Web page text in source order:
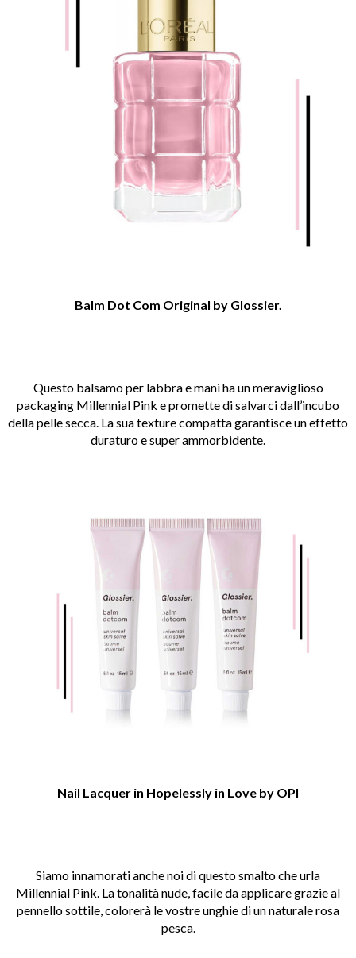
Balm Dot Com Original by Glossier.
Questo balsamo per labbra e mani ha un meraviglioso
packaging Millennial Pink e promette di salvarci dall’incubo
della pelle secca. La sua texture compatta garantisce un effetto
duraturo e super ammorbidente.
Nail Lacquer in Hopelessly in Love by OPI
Siamo innamorati anche noi di questo smalto che urla
Millennial Pink. La tonalità nude, facile da applicare grazie al
pennello sottile, colorerà le vostre unghie di un naturale rosa
pesca.